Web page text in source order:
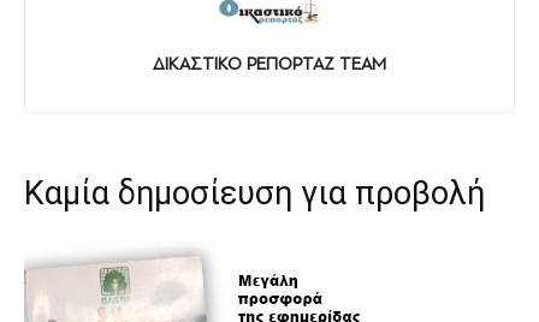
ΔΙΚΑΣΤΙΚΟ ΡΕΠΟΡΤΑΖ TEAM
Καμία δημοσίευση για προβολή